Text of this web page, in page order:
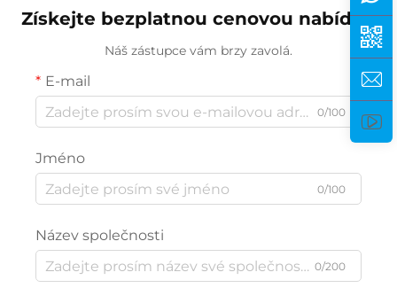
Získejte bezplatnou cenovou nabídku
Náš zástupce vám brzy zavolá.
E-mail
0/100
Jméno
0/100
Název společnosti
0/200